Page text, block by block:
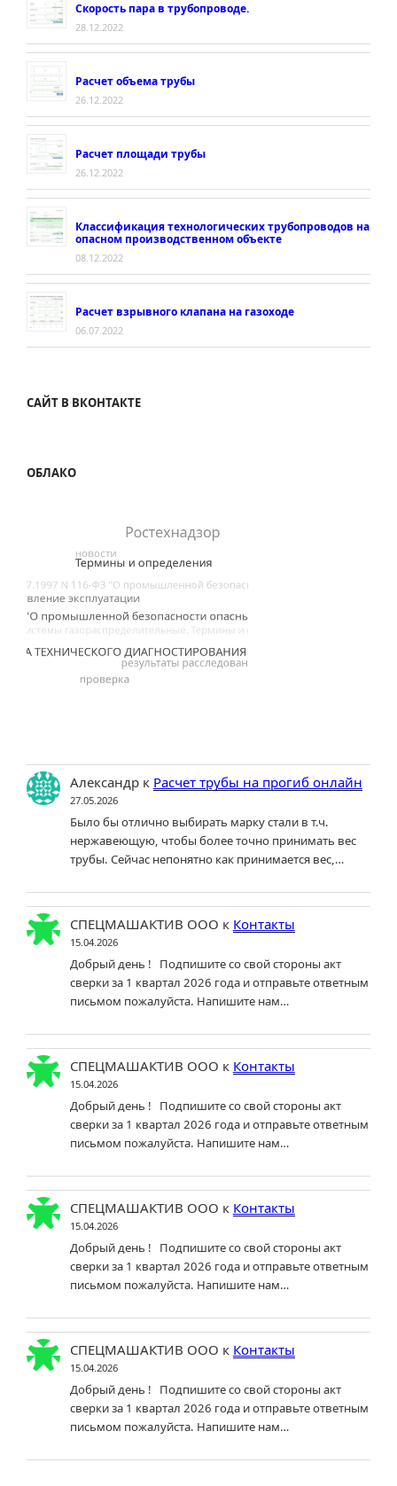
Скорость пара в трубопроводе.
28.12.2022
Расчет объема трубы
26.12.2022
Расчет площади трубы
26.12.2022
Классификация технологических трубопроводов на
опасном производственном объекте
08.12.2022
Расчет взрывного клапана на газоходе
06.07.2022
САЙТ В ВКОНТАКТЕ
ОБЛАКО
Александрк Расчет трубы на прогиб онлайн
27.05.2026
Было бы отлично выбирать марку стали в т.ч.
нержавеющую, чтобы более точно принимать вес
трубы. Сейчас непонятно как принимается вес,…
СПЕЦМАШАКТИВ ООО к Контакты
15.04.2026
Добрый день ! Подпишите со свой стороны акт
сверки за 1 квартал 2026 года и отправьте ответным
письмом пожалуйста. Напишите нам…
СПЕЦМАШАКТИВ ООО к Контакты
15.04.2026
Добрый день ! Подпишите со свой стороны акт
сверки за 1 квартал 2026 года и отправьте ответным
письмом пожалуйста. Напишите нам…
СПЕЦМАШАКТИВ ООО к Контакты
15.04.2026
Добрый день ! Подпишите со свой стороны акт
сверки за 1 квартал 2026 года и отправьте ответным
письмом пожалуйста. Напишите нам…
СПЕЦМАШАКТИВ ООО к Контакты
15.04.2026
Добрый день ! Подпишите со свой стороны акт
сверки за 1 квартал 2026 года и отправьте ответным
письмом пожалуйста. Напишите нам…